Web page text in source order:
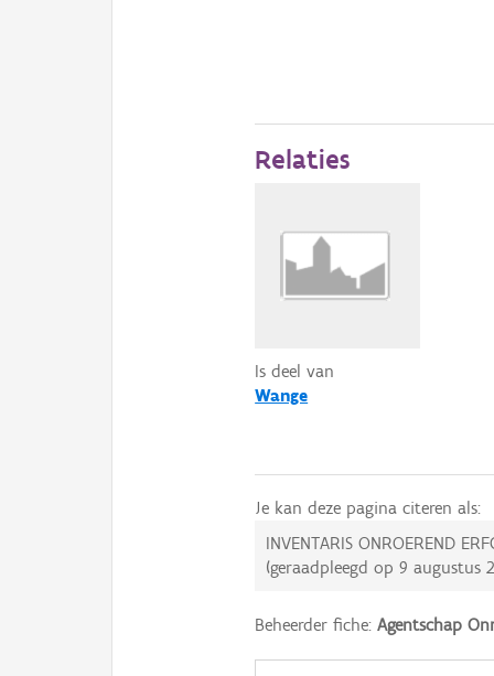
Relaties
Is deel van
Wange
Je kan deze pagina citeren als:
INVENTARIS ONROEREND
(geraadpleegd op9 augustus
Beheerder fiche:Agentschap